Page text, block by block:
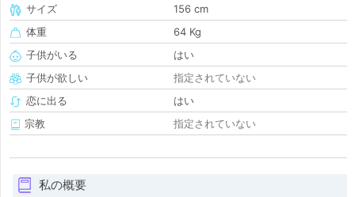
サイズ
156 cm
体重
64 Kg
子供がいる
はい
子供が欲しい
指定されていない
恋に出る
はい
宗教
指定されていない
私の概要